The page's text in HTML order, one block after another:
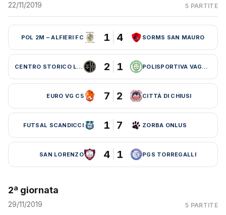
22/11/2019 5 PARTITE
POL 2M – ALFIERI FC 1 4 SORMS SAN MAURO
CENTRO STORICO LEBOWSKI 2 1 POLISPORTIVA VAGLIA
EURO VG C5 7 2 CITTÀ DI CHIUSI
FUTSAL SCANDICCI 1 7 ZORBA ONLUS
SAN LORENZO 4 1 PGS TORREGALLI
2ª giornata
29/11/2019 5 PARTITE